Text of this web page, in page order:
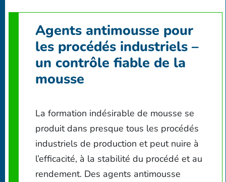
Agents antimousse pour
les procédés industriels –
un contrôle fiable de la
mousse
La formation indésirable de mousse se
produit dans presque tous les procédés
industriels de production et peut nuire à
l’efficacité, à la stabilité du procédé et au
rendement. Des agents antimousse